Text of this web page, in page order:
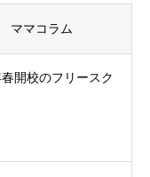
ママコラム
開校のフリースク